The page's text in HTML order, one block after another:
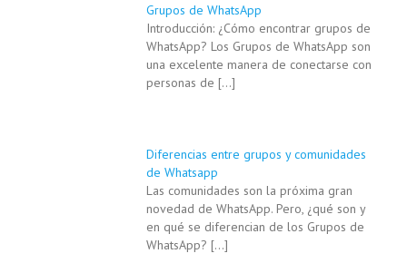
Grupos de WhatsApp
Introducción: ¿Cómo encontrar grupos de
WhatsApp? Los Grupos de WhatsApp son
una excelente manera de conectarse con
personas de […]
Diferencias entre grupos y comunidades
de Whatsapp
Las comunidades son la próxima gran
novedad de WhatsApp. Pero, ¿qué son y
en qué se diferencian de los Grupos de
WhatsApp? […]